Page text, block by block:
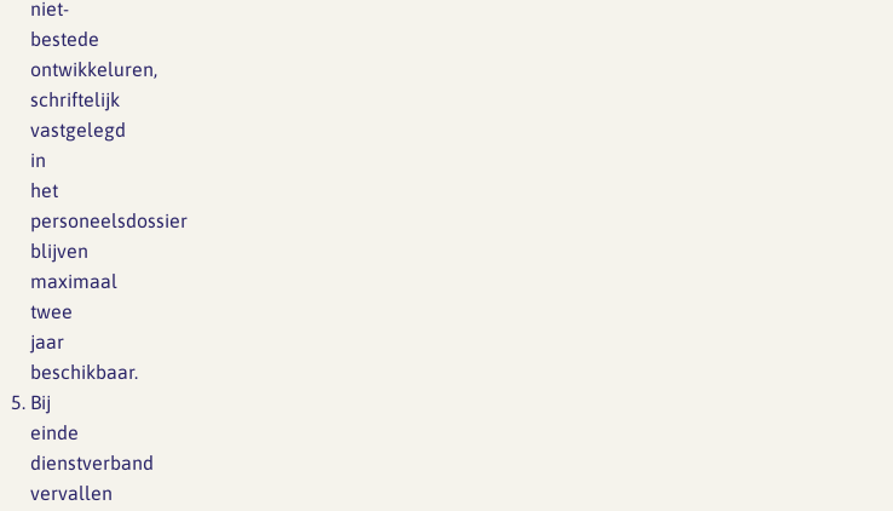
niet-
bestede
ontwikkeluren,
schriftelijk
vastgelegd
in
het
personeelsdossier
blijven
maximaal
twee
jaar
beschikbaar.
Bij
einde
dienstverband
vervallen